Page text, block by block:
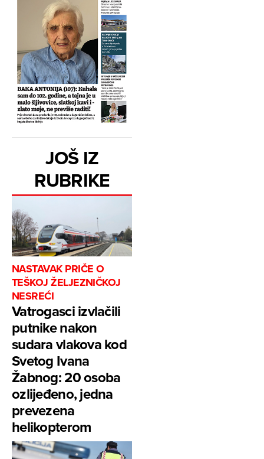
JOŠ IZ
RUBRIKE
NASTAVAK PRIČE O
TEŠKOJ ŽELJEZNIČKOJ
NESREĆI
Vatrogasci izvlačili
putnike nakon
sudara vlakova kod
Svetog Ivana
Žabnog: 20 osoba
ozlijeđeno, jedna
prevezena
helikopterom